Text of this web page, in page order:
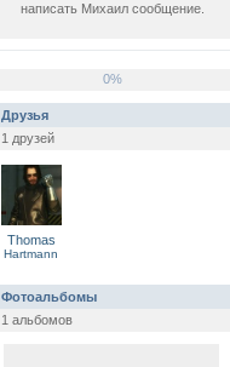
написать Михаил сообщение.
0%
Друзья
1 друзей
Thomas
Hartmann
Фотоальбомы
1 альбомов